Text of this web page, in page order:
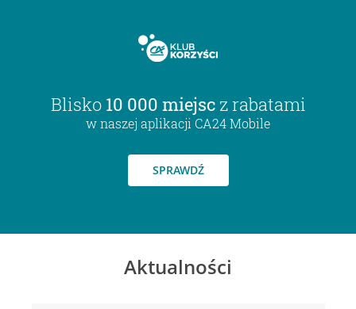
Blisko 10 000 miejsc z rabatami
w naszej aplikacji CA24 Mobile
SPRAWDŹ
Aktualności